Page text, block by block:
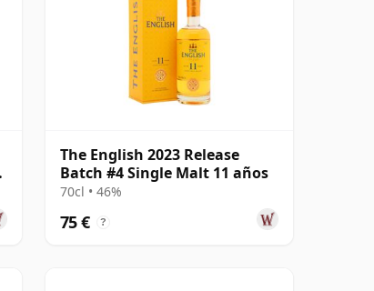
The English 2023 Release
Batch #4 Single Malt 11 años
70cl • 46%
75 € ?